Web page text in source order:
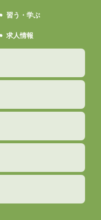
習う・学ぶ
求人情報